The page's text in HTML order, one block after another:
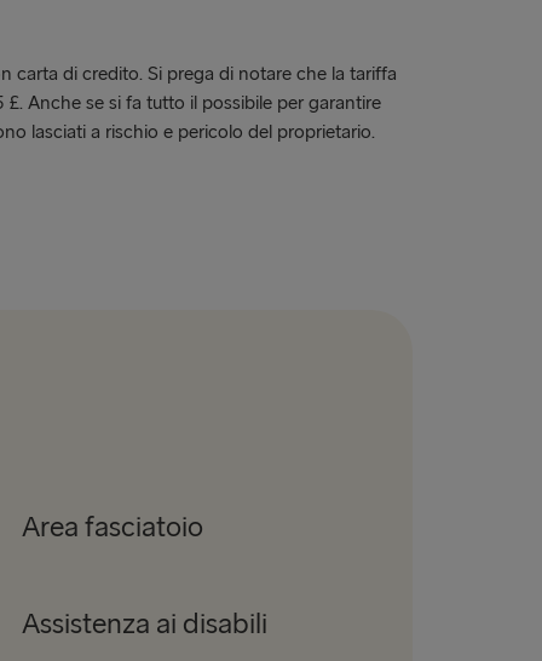
carta di credito. Si prega di notare che la tariffa
Anche se si fa tutto il possibile per garantire
lasciati a rischio e pericolo del proprietario.
Area fasciatoio
Assistenza ai disabili